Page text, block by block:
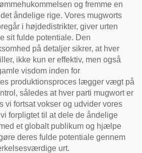
og fremme en
åndelige rige. Vores mugworts
i højdedistrikter, giver urten
sit fulde potentiale. Den
på detaljer sikrer, at hver
ikke kun er effektiv, men også
visdom inden for
produktionsproces lægger vægt på
således at hver parti mugwort er
vi fortsat vokser og udvider vores
forpligtet til at dele de åndelige
et globalt publikum og hjælpe
deres fulde potentiale gennem
urt.